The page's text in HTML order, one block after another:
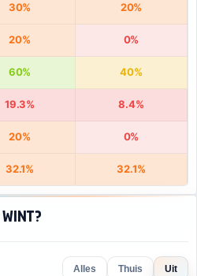
30% 20%
20% 0%
60% 40%
19.3% 8.4%
20% 0%
32.1% 32.1%
wint?
Alles Thuis
Uit